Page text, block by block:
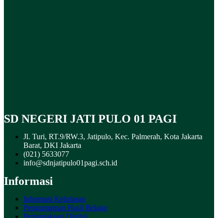
SD NEGERI JATI PULO 01 PAGI
Jl. Turi, RT.9/RW.3, Jatipulo, Kec. Palmerah, Kota Jakarta
Barat, DKI Jakarta
(021) 5633077
info@sdnjatipulo01pagi.sch.id
Informasi
Informasi Kelulusan
Pengumuman Hasil Belajar
Perpustakaan Digital